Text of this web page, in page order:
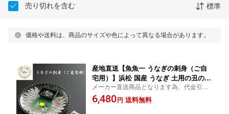
売り切れを含む 標準
価格や送料は、商品のサイズや色によって異なる場合があります。
産地直送【魚魚一 うなぎの刺身（ご自
宅用）】浜松 国産 うなぎ 土用の丑の日
うなぎの刺身 贅沢 ご褒美 toto-1
メーカー直送商品となります為、代金引換
でのお支払いはできません。
6,480円 送料無料